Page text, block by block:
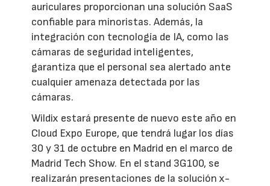
auriculares proporcionan una solución SaaS
confiable para minoristas. Además, la
integración con tecnología de IA, como las
cámaras de seguridad inteligentes,
garantiza que el personal sea alertado ante
cualquier amenaza detectada por las
cámaras.
Wildix estará presente de nuevo este año en
Cloud Expo Europe, que tendrá lugar los días
30 y 31 de octubre en Madrid en el marco de
Madrid Tech Show. En el stand 3G100, se
realizarán presentaciones de la solución x-